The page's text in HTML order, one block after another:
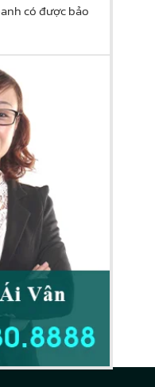
có được bảo